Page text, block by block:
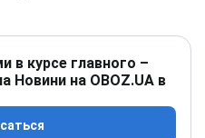
в курсе главного –
Новини на OBOZ.UA в